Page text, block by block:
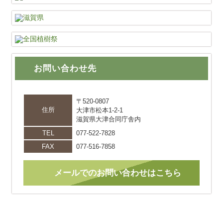
お問い合わせ先
住所
〒520-0807
大津市松本1-2-1
滋賀県大津合同庁舎内
TEL
077-522-7828
FAX
077-516-7858
メールでのお問い合わせはこちら